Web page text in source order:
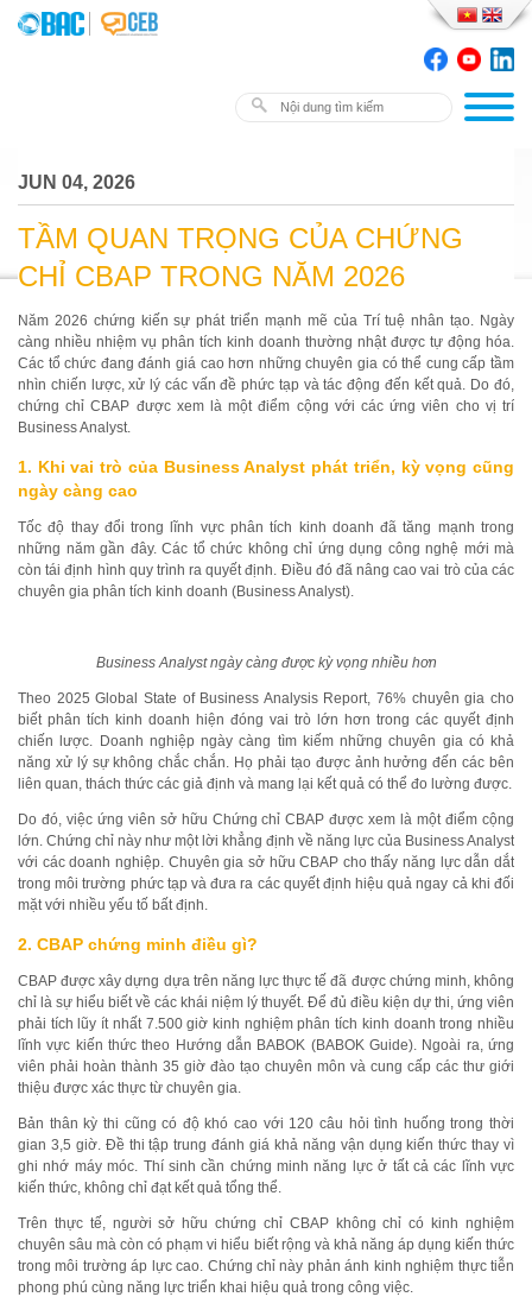
JUN 04, 2026
TẦM QUAN TRỌNG CỦA CHỨNG
CHỈ CBAP TRONG NĂM 2026
Năm 2026 chứng kiến sự phát triển mạnh mẽ của Trí tuệ nhân tạo. Ngày
càng nhiều nhiệm vụ phân tích kinh doanh thường nhật được tự động hóa.
Các tổ chức đang đánh giá cao hơn những chuyên gia có thể cung cấp tầm
nhìn chiến lược, xử lý các vấn đề phức tạp và tác động đến kết quả. Do đó,
chứng chỉ CBAP được xem là một điểm cộng với các ứng viên cho vị trí
Business Analyst.
1. Khi vai trò của Business Analyst phát triển, kỳ vọng cũng
ngày càng cao
Tốc độ thay đổi trong lĩnh vực phân tích kinh doanh đã tăng mạnh trong
những năm gần đây. Các tổ chức không chỉ ứng dụng công nghệ mới mà
còn tái định hình quy trình ra quyết định. Điều đó đã nâng cao vai trò của các
chuyên gia phân tích kinh doanh (Business Analyst).
Business Analyst ngày càng được kỳ vọng nhiều hơn
Theo 2025 Global State of Business Analysis Report, 76% chuyên gia cho
biết phân tích kinh doanh hiện đóng vai trò lớn hơn trong các quyết định
chiến lược. Doanh nghiệp ngày càng tìm kiếm những chuyên gia có khả
năng xử lý sự không chắc chắn. Họ phải tạo được ảnh hưởng đến các bên
liên quan, thách thức các giả định và mang lại kết quả có thể đo lường được.
Do đó, việc ứng viên sở hữu Chứng chỉ CBAP được xem là một điểm cộng
lớn. Chứng chỉ này như một lời khẳng định về năng lực của Business Analyst
với các doanh nghiệp. Chuyên gia sở hữu CBAP cho thấy năng lực dẫn dắt
trong môi trường phức tạp và đưa ra các quyết định hiệu quả ngay cả khi đối
mặt với nhiều yếu tố bất định.
2. CBAP chứng minh điều gì?
CBAP được xây dựng dựa trên năng lực thực tế đã được chứng minh, không
chỉ là sự hiểu biết về các khái niệm lý thuyết. Để đủ điều kiện dự thi, ứng viên
phải tích lũy ít nhất 7.500 giờ kinh nghiệm phân tích kinh doanh trong nhiều
lĩnh vực kiến thức theo Hướng dẫn BABOK (BABOK Guide). Ngoài ra, ứng
viên phải hoàn thành 35 giờ đào tạo chuyên môn và cung cấp các thư giới
thiệu được xác thực từ chuyên gia.
Bản thân kỳ thi cũng có độ khó cao với 120 câu hỏi tình huống trong thời
gian 3,5 giờ. Đề thi tập trung đánh giá khả năng vận dụng kiến thức thay vì
ghi nhớ máy móc. Thí sinh cần chứng minh năng lực ở tất cả các lĩnh vực
kiến thức, không chỉ đạt kết quả tổng thể.
Trên thực tế, người sở hữu chứng chỉ CBAP không chỉ có kinh nghiệm
chuyên sâu mà còn có phạm vi hiểu biết rộng và khả năng áp dụng kiến thức
trong môi trường áp lực cao. Chứng chỉ này phản ánh kinh nghiệm thực tiễn
phong phú cùng năng lực triển khai hiệu quả trong công việc.